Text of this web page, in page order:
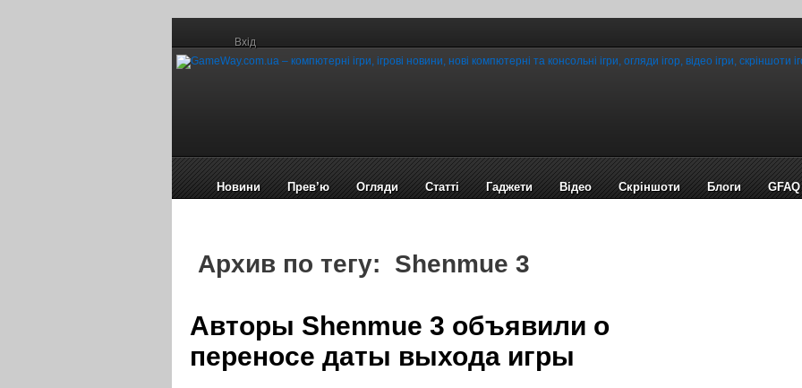
Вхід
Новини Прев’ю Огляди Статті Гаджети Відео Cкріншоти Блоги GFAQ
Архив по тегу: Shenmue 3
Авторы Shenmue 3 объявили о
переносе даты выхода игры